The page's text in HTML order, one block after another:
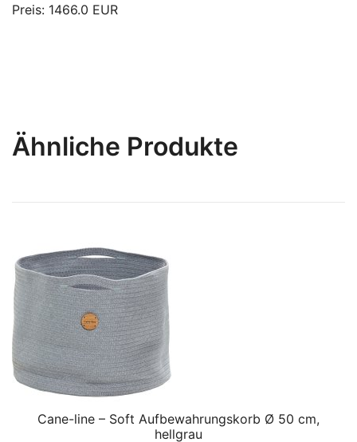
Preis: 1466.0 EUR
Ähnliche Produkte
Cane-line – Soft Aufbewahrungskorb Ø 50 cm,
hellgrau